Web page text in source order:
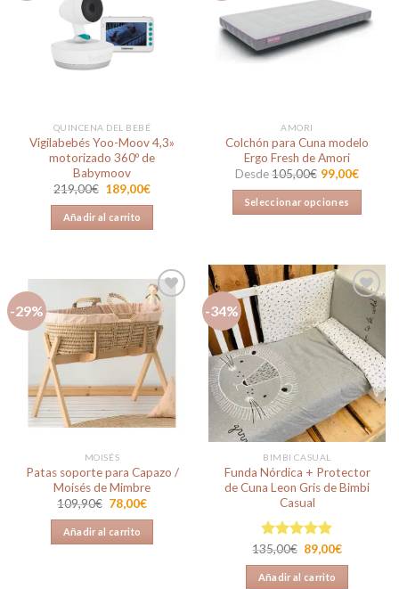
lista de
deseos
QUINCENA DEL BEBÉ
Vigilabebés Yoo-Moov 4,3»
motorizado 360º de
Babymoov
219,00€ El
precio
original
era:
219,00€.
189,00€El
189,00€.
Añadir al carrito
Añadir
a la
lista de
AMORI
Colchón para Cuna modelo
Ergo Fresh de Amori
Desde105,00€ 99,00€
Seleccionar opciones
múltiples
variantes.
Las
opciones
se
elegir
en
la
de
producto
-29%
Añadir
a la
lista de
deseos
MOISÉS
Patas soporte para Capazo /
Moisés de Mimbre
109,90€ El
precio
original
era:
109,90€.
78,00€El
78,00€.
Añadir al carrito
-34%
Añadir
a la
lista de
deseos
BIMBI CASUAL
Funda Nórdica + Protector
de Cuna Leon Gris de Bimbi
Casual
Valorado en
5.00de 5
135,00€ El
precio
original
era:
89,00€El
Añadir al carrito